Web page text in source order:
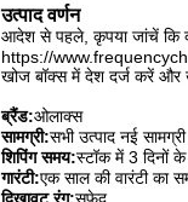
उत्पाद वर्णन
आदेश से पहले, कृपया जांचें कि
https://
खोज बॉक्स में देश दर्ज करें और
ब्रैंड:ओलाक्स
सामग्री:सभी उत्पाद नई
शिपिंग समय:स्टॉक में 3 दिनों के
गारंटी:एक साल की वारंटी का